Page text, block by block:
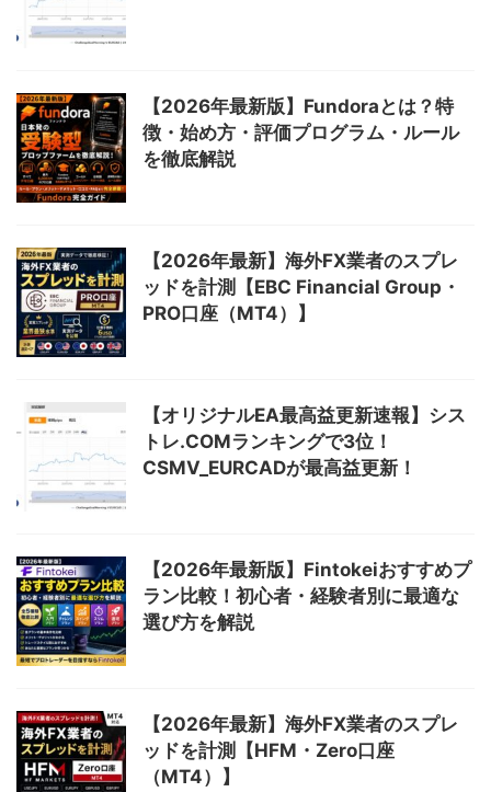
【2026年最新版】Fundoraとは？特
徴・始め方・評価プログラム・ルール
を徹底解説
【2026年最新】海外FX業者のスプレ
ッドを計測【EBC Financial Group・
PRO口座（MT4）】
【オリジナルEA最高益更新速報】シス
トレ.COMランキングで3位！
CSMV_EURCADが最高益更新！
【2026年最新版】Fintokeiおすすめプ
ラン比較！初心者・経験者別に最適な
選び方を解説
【2026年最新】海外FX業者のスプレ
ッドを計測【HFM・Zero口座
（MT4）】